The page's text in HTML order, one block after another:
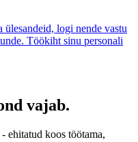
ülesandeid, logi nende vastu
Töökiht sinu personali
vajab.
ehitatud koos töötama,